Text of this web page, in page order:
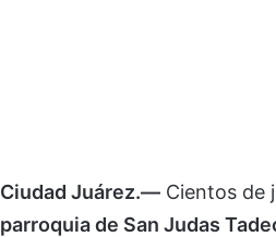
Ciudad Juárez.— Cientos de
parroquia de San Judas